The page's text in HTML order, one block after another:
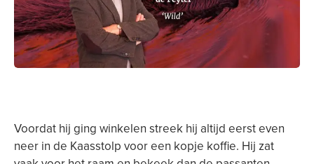
Voordat hij ging winkelen streek hij altijd eerst even
neer in de Kaasstolp voor een kopje koffie. Hij zat